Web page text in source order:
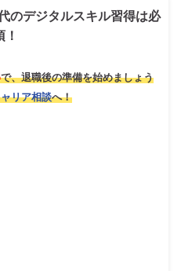
のデジタルスキル習得は必
！
で、退職後の準備を始めましょう
リア相談へ！